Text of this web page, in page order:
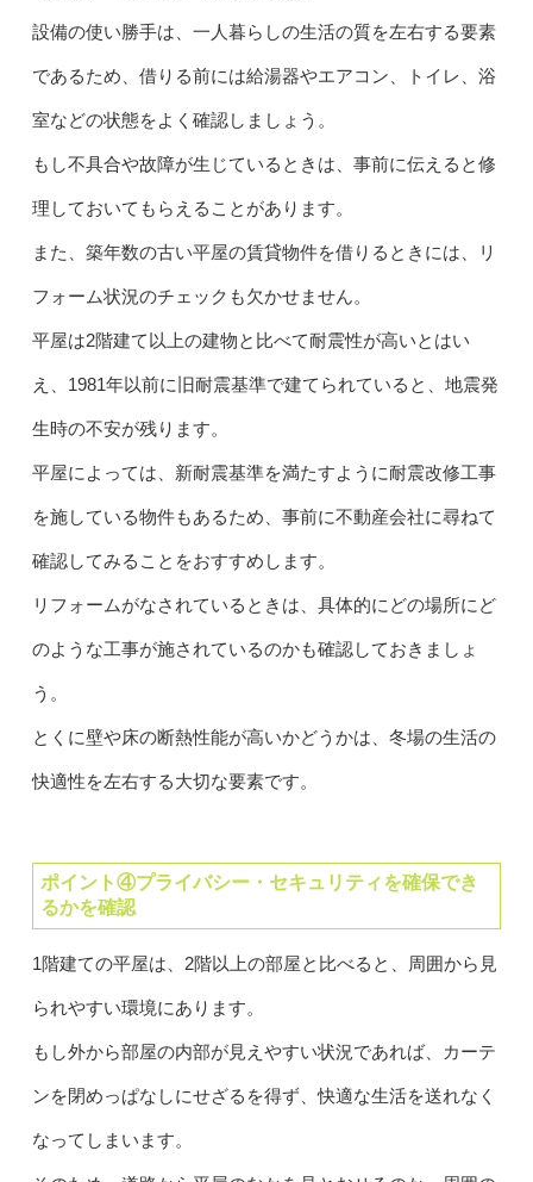
設備の使い勝手は、一人暮らしの生活の質を左右する要素
であるため、借りる前には給湯器やエアコン、トイレ、浴
室などの状態をよく確認しましょう。
もし不具合や故障が生じているときは、事前に伝えると修
理しておいてもらえることがあります。
また、築年数の古い平屋の賃貸物件を借りるときには、リ
フォーム状況のチェックも欠かせません。
平屋は2階建て以上の建物と比べて耐震性が高いとはい
え、1981年以前に旧耐震基準で建てられていると、地震発
生時の不安が残ります。
平屋によっては、新耐震基準を満たすように耐震改修工事
を施している物件もあるため、事前に不動産会社に尋ねて
確認してみることをおすすめします。
リフォームがなされているときは、具体的にどの場所にど
のような工事が施されているのかも確認しておきましょ
う。
とくに壁や床の断熱性能が高いかどうかは、冬場の生活の
快適性を左右する大切な要素です。
ポイント④プライバシー・セキュリティを確保でき
るかを確認
1階建ての平屋は、2階以上の部屋と比べると、周囲から見
られやすい環境にあります。
もし外から部屋の内部が見えやすい状況であれば、カーテ
ンを閉めっぱなしにせざるを得ず、快適な生活を送れなく
なってしまいます。